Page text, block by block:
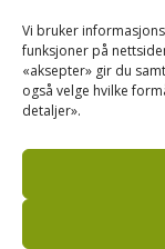
Vi bruker
funksjoner på
«aksepter» gir du
også velge hvilke
detaljer».Kusignal
om kusignal i